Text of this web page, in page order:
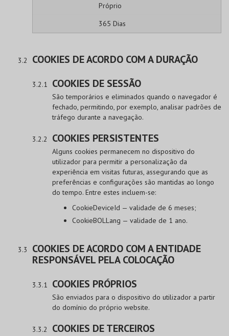
Próprio
365 Dias
COOKIES DE ACORDO COM A DURAÇÃO
COOKIES DE SESSÃO
São temporários e eliminados quando o navegador é
fechado, permitindo, por exemplo, analisar padrões de
tráfego durante a navegação.
COOKIES PERSISTENTES
Alguns cookies permanecem no dispositivo do
utilizador para permitir a personalização da
experiência em visitas futuras, assegurando que as
preferências e configurações são mantidas ao longo
do tempo. Entre estes incluem-se:
CookieDeviceId — validade de 6 meses;
CookieBOLLang — validade de 1 ano.
COOKIES DE ACORDO COM A ENTIDADE
RESPONSÁVEL PELA COLOCAÇÃO
COOKIES PRÓPRIOS
São enviados para o dispositivo do utilizador a partir
do domínio do próprio website.
COOKIES DE TERCEIROS